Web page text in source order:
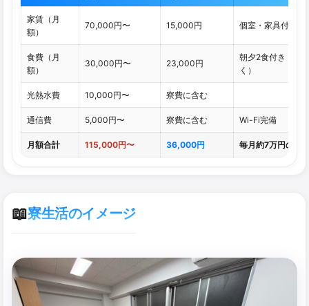
家賃（月
額）
70,000円〜 15,000円 個室・家具付き
食費（月
額）
30,000円〜 23,000円
朝夕2食付き（日
く）
光熱水費 10,000円〜 寮費に含む
通信費 5,000円〜 寮費に含む Wi-Fi完備
月額合計 115,000円〜 36,000円 毎月約7万円の差
📖寮生活のイメージ